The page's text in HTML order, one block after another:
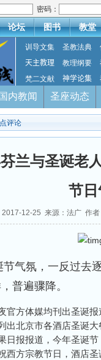
密码：
论坛 图书 教堂
训导文集 圣教法典
天主教理
教理纲要
梵二文献
神学论集
国内教闻 圣座动态
评论
兰与圣诞老
节
2017-12-25 来源：法广 作者
气氛，一反过去
普遍骤降。
官方体媒均刊出圣诞
出北京市各酒店圣诞
日报报道，今年圣诞
西方宗教节日，酒店圣